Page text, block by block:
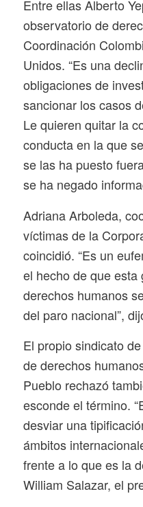
Entre ellas Alberto
observatorio de
Coordinación
Unidos. “Es una
obligaciones de
sancionar los casos
Le quieren quitar la
conducta en la que
se las ha puesto
se ha negado
Adriana Arboleda,
víctimas de la
coincidió. “Es un
el hecho de que
derechos humanos
del paro nacional”,
El propio sindicato
de derechos
Pueblo rechazó
esconde el término.
desviar una
ámbitos
frente a lo que es la
William Salazar, el